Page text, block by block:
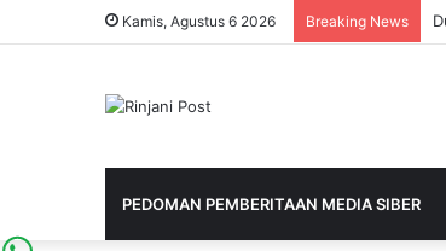
Kamis, Agustus 6 2026 Breaking News
PEDOMAN PEMBERITAAN MEDIA SIBER